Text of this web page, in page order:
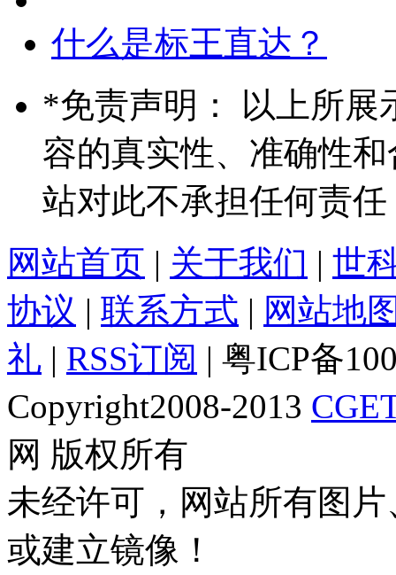
什么是标王直达？
*免责声明： 以上所展
容的真实性、准确性
站对此不承担任何责任
网站首页 | 关于我们 | 世
协议 | 联系方式 | 网站地
礼 | RSS订阅 | 粤ICP备
Copyright2008-2013
网 版权所有
未经许可，网站所有图
或建立镜像！